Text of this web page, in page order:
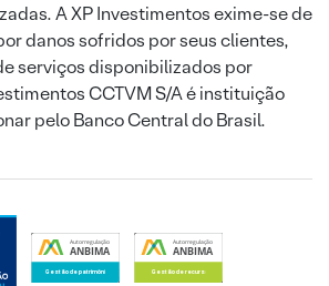
A XP Investimentos exime-se de
danos sofridos por seus clientes,
serviços disponibilizados por
CCTVM S/A é instituição
pelo Banco Central do Brasil.